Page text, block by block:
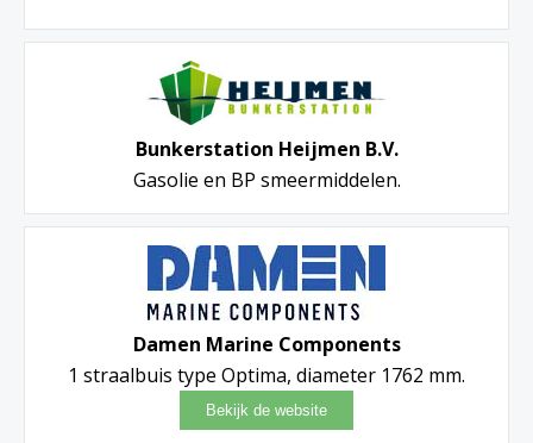
Bunkerstation Heijmen B.V.
Gasolie en BP smeermiddelen.
Damen Marine Components
1 straalbuis type Optima, diameter 1762 mm.